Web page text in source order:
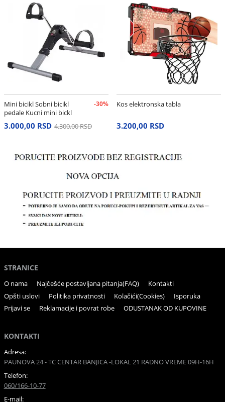
Mini bicikl Sobni bicikl
pedale Kucni mini bickl
-30%
3.000,00 RSD 4.300,00 RSD
Kos elektronska tabla
3.200,00 RSD
STRANICE
O nama Najčešće postavljana pitanja(FAQ)
Kontakti
Opšti uslovi
Politika privatnosti Kolačići(Cookies)
Isporuka
Prijavi se
Reklamacije i povrat robe ODUSTANAK OD KUPOVINE
KONTAKTI
Adresa:
PAUNOVA 24 - TC CENTAR BANJICA -LOKAL 21 RADNO VREME 09H-16H
Telefon:
060/166-10-77
E-mail: